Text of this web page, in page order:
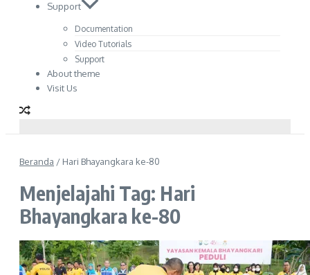
Support
Documentation
Video Tutorials
Support
About theme
Visit Us
Beranda / Hari Bhayangkara ke-80
Menjelajahi Tag: Hari
Bhayangkara ke-80